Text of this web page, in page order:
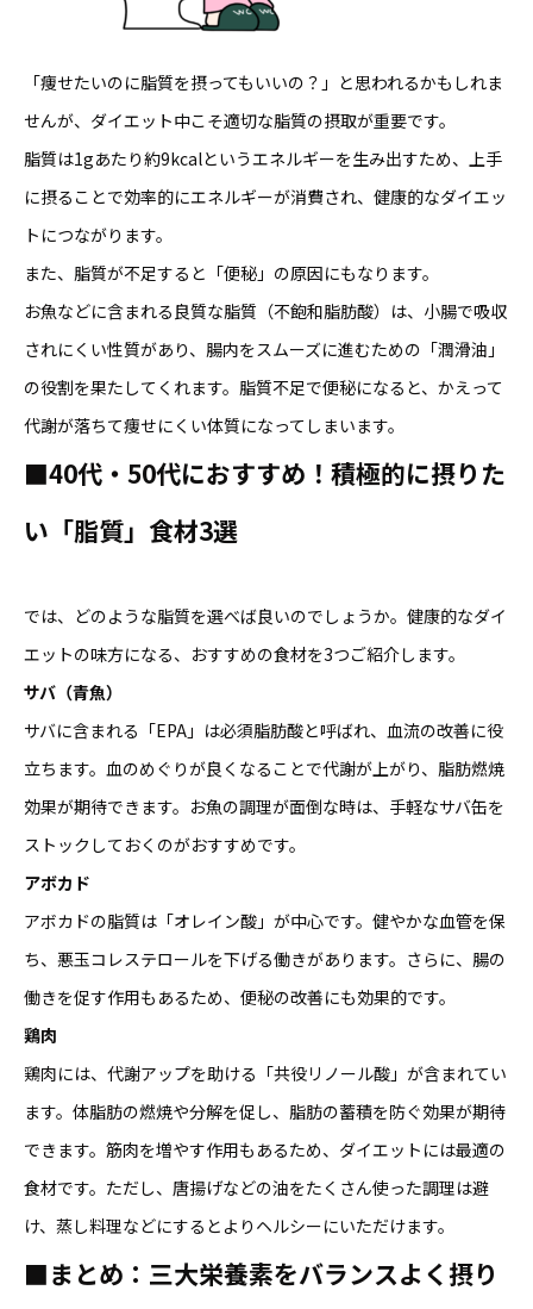
「痩せたいのに脂質を摂ってもいいの？」と思われるかもしれま
せんが、ダイエット中こそ適切な脂質の摂取が重要です。
脂質は1gあたり約9kcalというエネルギーを生み出すため、上手
に摂ることで効率的にエネルギーが消費され、健康的なダイエッ
トにつながります。
また、脂質が不足すると「便秘」の原因にもなります。
お魚などに含まれる良質な脂質（不飽和脂肪酸）は、小腸で吸収
されにくい性質があり、腸内をスムーズに進むための「潤滑油」
の役割を果たしてくれます。脂質不足で便秘になると、かえって
代謝が落ちて痩せにくい体質になってしまいます。
■40代・50代におすすめ！積極的に摂りた
い「脂質」食材3選
では、どのような脂質を選べば良いのでしょうか。健康的なダイ
エットの味方になる、おすすめの食材を3つご紹介します。
サバ（青魚）
サバに含まれる「EPA」は必須脂肪酸と呼ばれ、血流の改善に役
立ちます。血のめぐりが良くなることで代謝が上がり、脂肪燃焼
効果が期待できます。お魚の調理が面倒な時は、手軽なサバ缶を
ストックしておくのがおすすめです。
アボカド
アボカドの脂質は「オレイン酸」が中心です。健やかな血管を保
ち、悪玉コレステロールを下げる働きがあります。さらに、腸の
働きを促す作用もあるため、便秘の改善にも効果的です。
鶏肉
鶏肉には、代謝アップを助ける「共役リノール酸」が含まれてい
ます。体脂肪の燃焼や分解を促し、脂肪の蓄積を防ぐ効果が期待
できます。筋肉を増やす作用もあるため、ダイエットには最適の
食材です。ただし、唐揚げなどの油をたくさん使った調理は避
け、蒸し料理などにするとよりヘルシーにいただけます。
■まとめ：三大栄養素をバランスよく摂り